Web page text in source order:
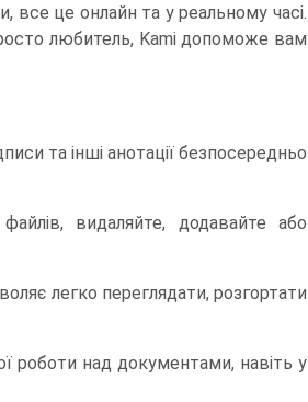
все це онлайн та у реальному часі.
любитель, Kami допоможе вам
та інші анотації безпосередньо
видаляйте, додавайте або
легко переглядати, розгортати
роботи над документами, навіть у